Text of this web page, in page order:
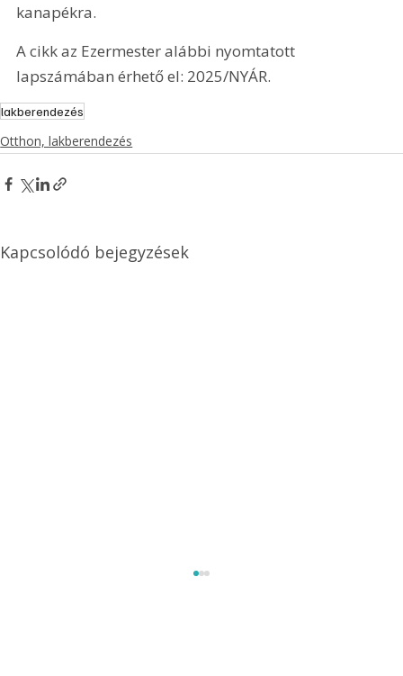
kanapékra.
A cikk az Ezermester alábbi nyomtatott
lapszámában érhető el: 2025/NYÁR.
lakberendezés
Otthon, lakberendezés
Kapcsolódó bejegyzések